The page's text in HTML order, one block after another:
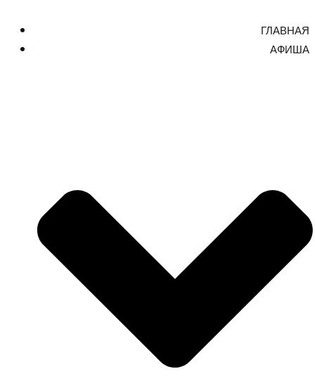
ГЛАВНАЯ
АФИША